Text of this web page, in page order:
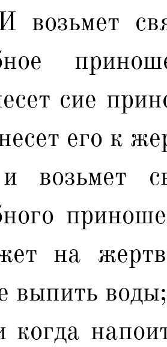
возьмет
сие
его к
возьмет
на
выпить воды;
когда